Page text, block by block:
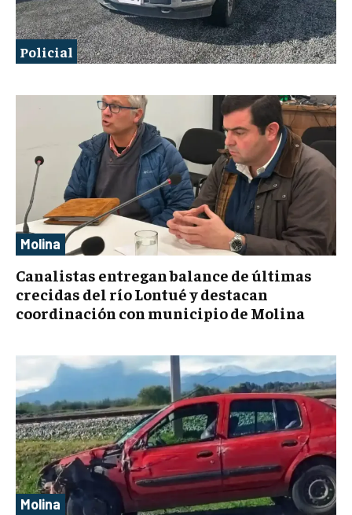
Policial
Molina
Canalistas entregan balance de últimas
crecidas del río Lontué y destacan
coordinación con municipio de Molina
Molina